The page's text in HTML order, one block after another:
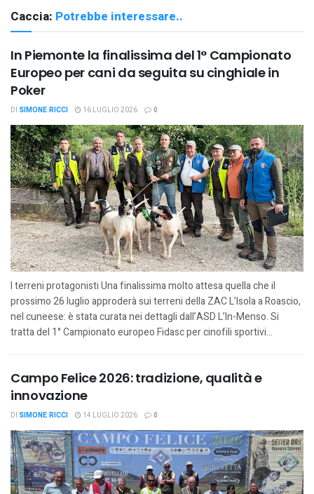
Caccia: Potrebbe interessare..
In Piemonte la finalissima del 1° Campionato
Europeo per cani da seguita su cinghiale in
Poker
DI SIMONE RICCI 16 LUGLIO 2026 0
I terreni protagonisti Una finalissima molto attesa quella che il
prossimo 26 luglio approderà sui terreni della ZAC L’Isola a Roascio,
nel cuneese: è stata curata nei dettagli dall’ASD L’In-Menso. Si
tratta del 1° Campionato europeo Fidasc per cinofili sportivi...
Campo Felice 2026: tradizione, qualità e
innovazione
DI SIMONE RICCI 14 LUGLIO 2026 0